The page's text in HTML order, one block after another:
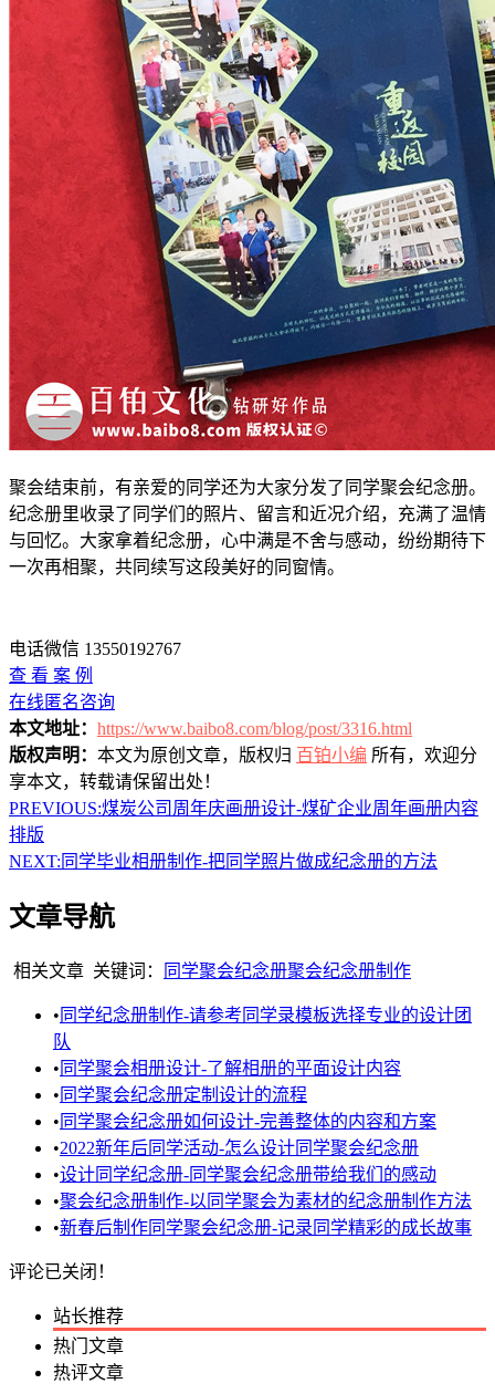
聚会结束前，有亲爱的同学还为大家分发了同学聚会纪念册。
纪念册里收录了同学们的照片、留言和近况介绍，充满了温情
与回忆。大家拿着纪念册，心中满是不舍与感动，纷纷期待下
一次再相聚，共同续写这段美好的同窗情。
电话微信 13550192767
查 看 案 例
在线匿名咨询
本文地址： https://www.baibo8.com/blog/post/3316.html
版权声明： 本文为原创文章，版权归 百铂小编 所有，欢迎分
享本文，转载请保留出处！
PREVIOUS:煤炭公司周年庆画册设计-煤矿企业周年画册内容
排版
NEXT: 同学毕业相册制作-把同学照片做成纪念册的方法
文章导航
相关文章 关键词： 同学聚会纪念册聚会纪念册制作
• 同学纪念册制作-请参考同学录模板选择专业的设计团
队
• 同学聚会相册设计-了解相册的平面设计内容
• 同学聚会纪念册定制设计的流程
• 同学聚会纪念册如何设计-完善整体的内容和方案
•2022新年后同学活动-怎么设计同学聚会纪念册
•设计同学纪念册-同学聚会纪念册带给我们的感动
•聚会纪念册制作-以同学聚会为素材的纪念册制作方法
•新春后制作同学聚会纪念册-记录同学精彩的成长故事
评论已关闭！
站长推荐
热门文章
热评文章